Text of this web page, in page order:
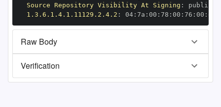
Source Repository Visibility At Signing :
1.3.6.1.4.1.11129.2.4.2 : 04: 7a : 00 : 78 : 00 : 76 : 00 : dd
Raw Body
Verification